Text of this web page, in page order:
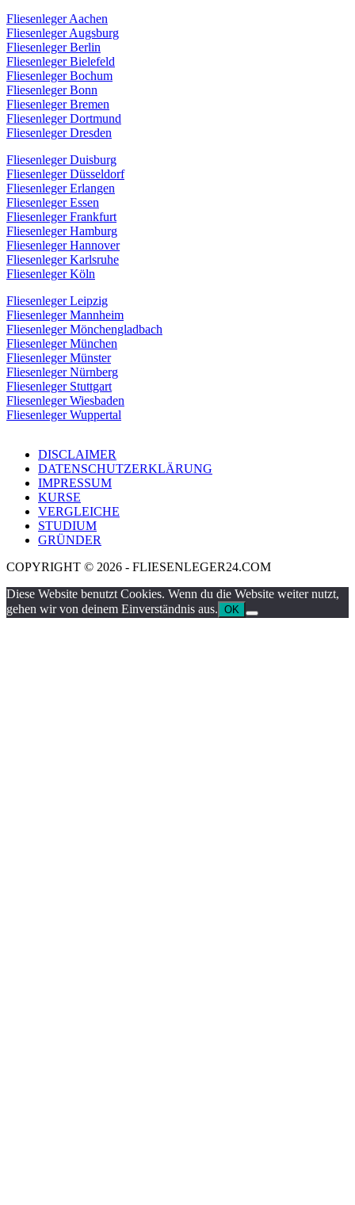
Fliesenleger Aachen
Fliesenleger Augsburg
Fliesenleger Berlin
Fliesenleger Bielefeld
Fliesenleger Bochum
Fliesenleger Bonn
Fliesenleger Bremen
Fliesenleger Dortmund
Fliesenleger Dresden
Fliesenleger Duisburg
Fliesenleger Düsseldorf
Fliesenleger Erlangen
Fliesenleger Essen
Fliesenleger Frankfurt
Fliesenleger Hamburg
Fliesenleger Hannover
Fliesenleger Karlsruhe
Fliesenleger Köln
Fliesenleger Leipzig
Fliesenleger Mannheim
Fliesenleger Mönchengladbach
Fliesenleger München
Fliesenleger Münster
Fliesenleger Nürnberg
Fliesenleger Stuttgart
Fliesenleger Wiesbaden
Fliesenleger Wuppertal
DISCLAIMER
DATENSCHUTZERKLÄRUNG
IMPRESSUM
KURSE
VERGLEICHE
STUDIUM
GRÜNDER
COPYRIGHT © 2026 - FLIESENLEGER24.COM
Diese Website benutzt Cookies. Wenn du die Website weiter nutzt,
gehen wir von deinem Einverständnis aus. OK